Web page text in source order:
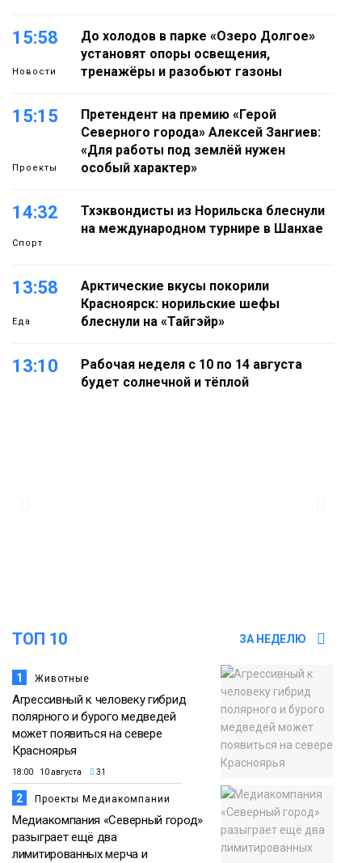
15:58
Новости
До холодов в парке «Озеро Долгое»
установят опоры освещения,
тренажёры и разобьют газоны
15:15
Проекты
Претендент на премию «Герой
Северного города» Алексей Зангиев:
«Для работы под землёй нужен
особый характер»
14:32
Спорт
Тхэквондисты из Норильска блеснули
на международном турнире в Шанхае
13:58
Еда
Арктические вкусы покорили
Красноярск: норильские шефы
блеснули на «Тайгэйр»
13:10
Рабочая неделя с 10 по 14 августа
будет солнечной и тёплой
ТОП 10 ЗА НЕДЕЛЮ
1 Животные
Агрессивный к человеку гибрид
полярного и бурого медведей
может появиться на севере
Красноярья
18:00 10 августа 31
2 Проекты Медиакомпании
Медиакомпания «Северный город»
разыграет ещё два
лимитированных мерча и